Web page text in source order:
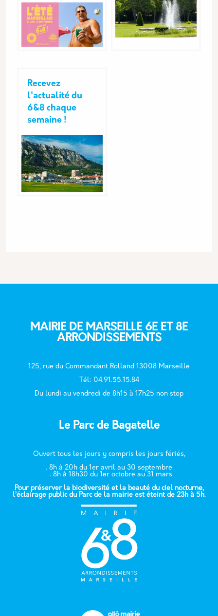
Recevez
l'actualité du
6&8 chaque
semaine !
MAIRIE DE MARSEILLE 6E ET 8E
ARRONDISSEMENTS
125, rue du Commandant Rolland 13008 Marseille
Tél: 04.91.55.15.84
Du lundi au vendredi de 8h15 à 17h25 non stop
Le Parc de Bagatelle
Ouvert tous les jours y compris les jours fériés,
. 8h à 20h du 1er avril au 30 septembre
. 8h à 18h30 du 1er octobre au 31 mars
Pour préserver la biodiversité et la beauté du ciel nocturne,
l’éclairage public du Parc de la mairie est éteint de 23h à 5h.